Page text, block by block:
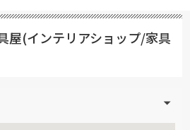
屋(インテリアショップ/家具